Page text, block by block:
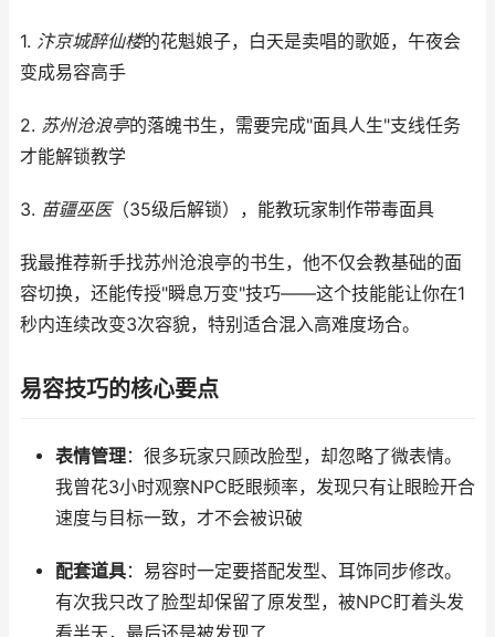
1. 汴京城醉仙楼的花魁娘子，白天是卖唱的歌姬，午夜会
变成易容高手
2. 苏州沧浪亭的落魄书生，需要完成"面具人生"支线任务
才能解锁教学
3. 苗疆巫医（35级后解锁），能教玩家制作带毒面具
我最推荐新手找苏州沧浪亭的书生，他不仅会教基础的面
容切换，还能传授"瞬息万变"技巧——这个技能能让你在1
秒内连续改变3次容貌，特别适合混入高难度场合。
易容技巧的核心要点
表情管理：很多玩家只顾改脸型，却忽略了微表情。
我曾花3小时观察NPC眨眼频率，发现只有让眼睑开合
速度与目标一致，才不会被识破
配套道具：易容时一定要搭配发型、耳饰同步修改。
有次我只改了脸型却保留了原发型，被NPC盯着头发